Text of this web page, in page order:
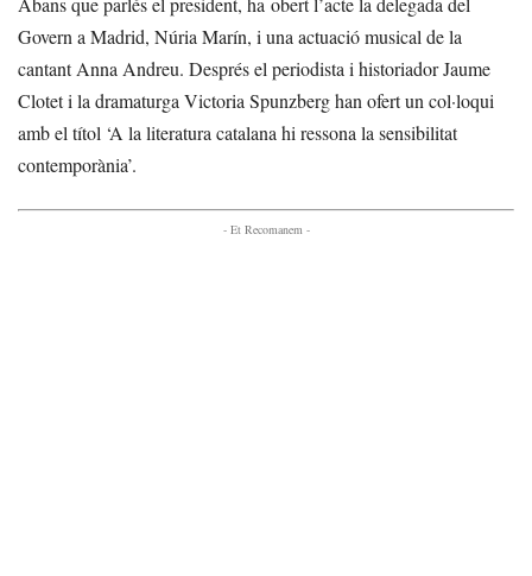
Govern a Madrid, Núria Marín, i una actuació musical de la
cantant Anna Andreu. Després el periodista i historiador Jaume
Clotet i la dramaturga Victoria Spunzberg han ofert un col·loqui
amb el títol ‘A la literatura catalana hi ressona la sensibilitat
contemporània’.
- Et Recomanem -